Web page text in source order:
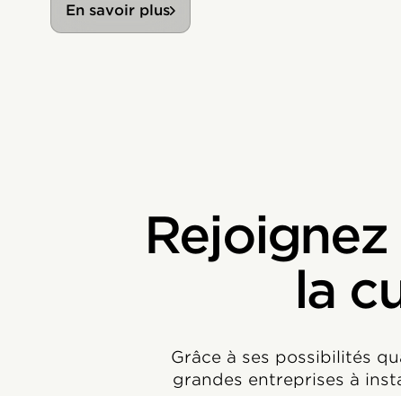
En savoir plus
la
Grâce à ses possibilités
grandes entreprises à